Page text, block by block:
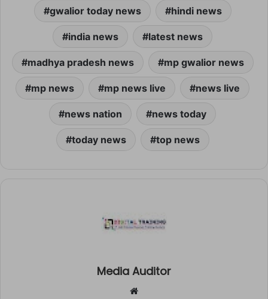
gwalior today news hindi news
india news latest news
madhya pradesh news mp gwalior news
mp news mp news live news live
news nation news today
today news top news
Media Auditor
Website